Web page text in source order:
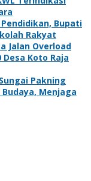
Bupati
Rakyat
Jalan Overload
Koto Raja
Pakning
Menjaga